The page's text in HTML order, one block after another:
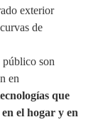
exterior
de
público son
en
que
el hogar y en